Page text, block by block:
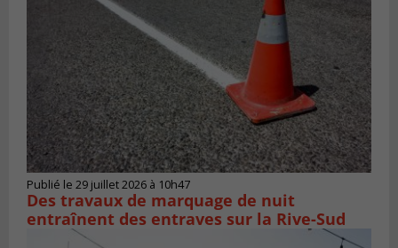
Publié le 29 juillet 2026 à 10h47
Des travaux de marquage de nuit
entraînent des entraves sur la Rive-Sud